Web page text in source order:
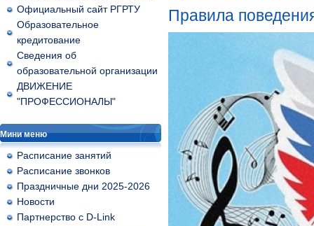
Официальный сайт РГРТУ
Образовательное
кредитование
Сведения об
образовательной организации
ДВИЖЕНИЕ
"ПРОФЕССИОНАЛЫ"
Мини меню
Расписание занятий
Расписание звонков
Праздничные дни 2025-2026
Новости
Партнерство с D-Link
Правила